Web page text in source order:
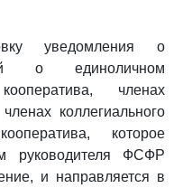
уведомления о
о единоличном
членах
коллегиального
которое
руководителя ФСФР
и направляется в